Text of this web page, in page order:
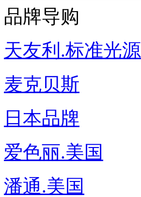
品牌导购
天友利.标准光源
麦克贝斯
日本品牌
爱色丽.美国
潘通.美国